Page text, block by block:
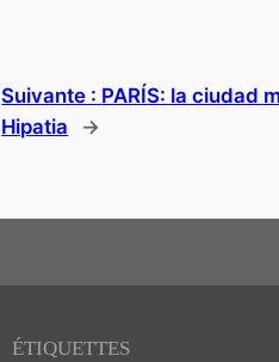
Suivante : PARÍS: la ciudad
Hipatia
→
ÉTIQUETTES